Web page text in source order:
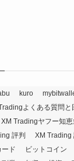
kuro
よくある質問と
XM Tradingヤフー知恵
評判 XM Trading
ード ビットコイン